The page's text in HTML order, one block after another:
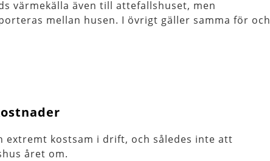
värmekälla även till attefallshuset, men
mellan husen. I övrigt gäller samma för och
extremt kostsam i drift, och således inte att
året om.